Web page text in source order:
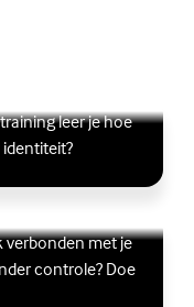
ben ik?
leer je hoe
identiteit?
Wie ben ik?
verbonden met je
controle? Doe